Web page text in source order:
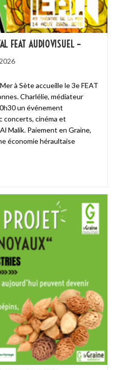
FEAT AUDIOVISUEL –
à Sète accueille le 3e FEAT
Charlélie, médiateur
un événement
concerts, cinéma et
Malik. Paiement en Graine,
économie héraultaise